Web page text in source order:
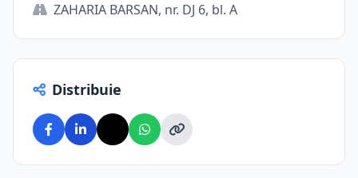
ZAHARIA BARSAN, nr. DJ 6, bl. A
Distribuie